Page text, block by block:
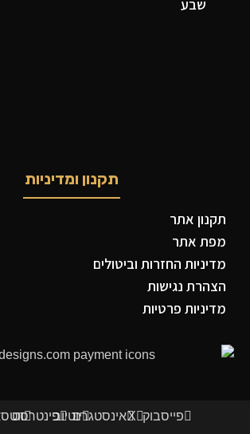
שבע
תקנון ומדיניות
תקנון אתר
מפת אתר
מדיניות החזרות וביטולים
הצהרת נגישות
מדיניות פרטיות
פייסבוק Xאינסטגרםיוטיובפינטרסט